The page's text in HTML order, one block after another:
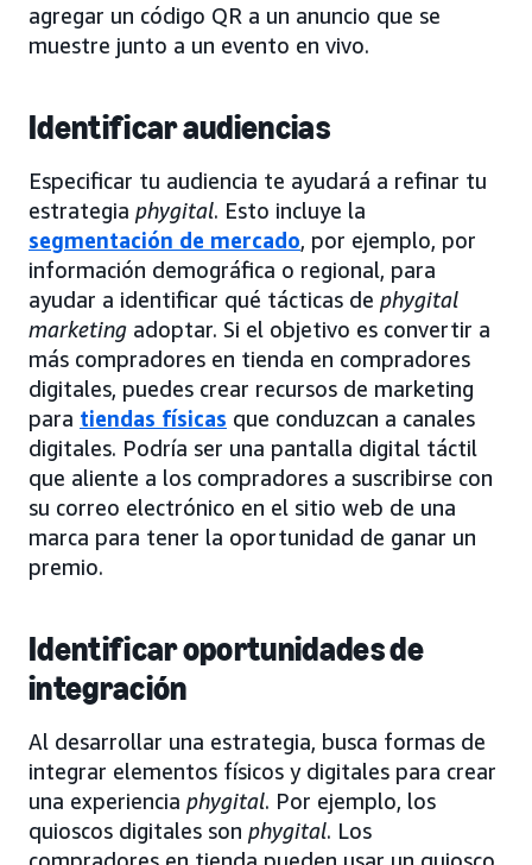
agregar un código QR a un anuncio que se
muestre junto a un evento en vivo.
Identificar audiencias
Especificar tu audiencia te ayudará a refinar tu
estrategia phygital. Esto incluye la
segmentación de mercado, por ejemplo, por
información demográfica o regional, para
ayudar a identificar qué tácticas de phygital
marketing adoptar. Si el objetivo es convertir a
más compradores en tienda en compradores
digitales, puedes crear recursos de marketing
para tiendas físicas que conduzcan a canales
digitales. Podría ser una pantalla digital táctil
que aliente a los compradores a suscribirse con
su correo electrónico en el sitio web de una
marca para tener la oportunidad de ganar un
premio.
Identificar oportunidades de
integración
Al desarrollar una estrategia, busca formas de
integrar elementos físicos y digitales para crear
una experiencia phygital. Por ejemplo, los
quioscos digitales son phygital. Los